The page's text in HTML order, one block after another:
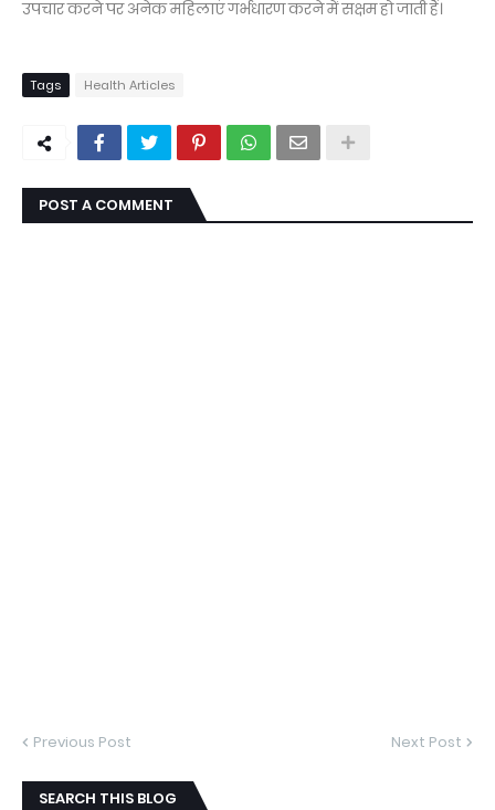
उपचार करने पर अनेक महिलाएं गर्भधारण करने में सक्षम हो जाती हैं।
Tags Health Articles
POST A COMMENT
Previous Post Next Post
SEARCH THIS BLOG